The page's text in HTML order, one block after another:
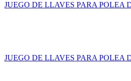
JUEGO DE LLAVES PARA POLEA
JUEGO DE LLAVES PARA POLEA